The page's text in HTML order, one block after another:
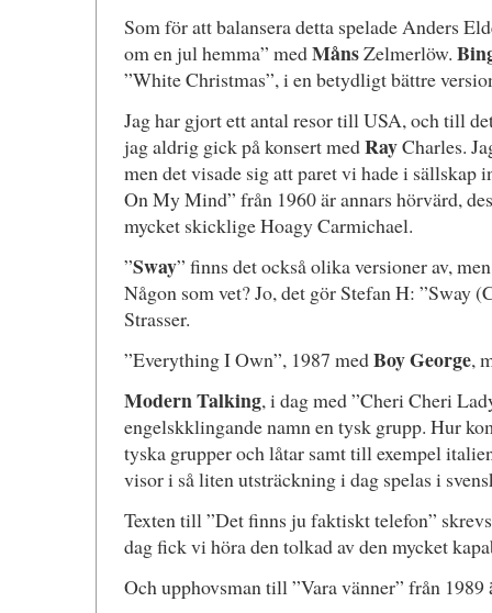
Som för att balansera detta spelade Anders
om en jul hemma” medMånsZelmerlöw.
”White Christmas”, i en betydligt bättre
Jag har gjort ett antal resor till USA, och till
jag aldrig gick på konsert medRayCharles.
men det visade sig att paret vi hade i sällskap
On My Mind” från 1960 är annars hörvärd,
mycket skicklige Hoagy Carmichael.
”Sway” finns det också olika versioner av,
Någon som vet? Jo, det gör Stefan H: ”Sway
Strasser.
”Everything I Own”, 1987 medBoy George,
Modern Talking, i dag med ”Cheri Cheri
engelskklingande namn en tysk grupp. Hur
tyska grupper och låtar samt till exempel
visor i så liten utsträckning i dag spelas i
Texten till ”Det finns ju faktiskt telefon”
dag fick vi höra den tolkad av den mycket
Och upphovsman till ”Vara vänner” från 1989